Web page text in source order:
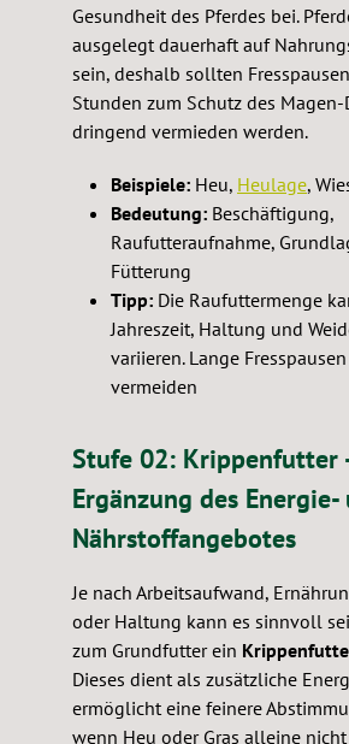
Gesundheit des Pferdes bei.
ausgelegt dauerhaft auf
sein, deshalb sollten
Stunden zum Schutz des Magen-
dringend vermieden werden.
Beispiele: Heu, Heulage,
Bedeutung: Beschäftigung,
Raufutteraufnahme,
Fütterung
Tipp: Die Raufuttermenge
Jahreszeit, Haltung und
variieren. Lange
vermeiden
Stufe 02: Krippenfutter
Ergänzung des Energie-
Nährstoffangebotes
Je nach Arbeitsaufwand,
oder Haltung kann es sinnvoll
zum Grundfutter ein
Dieses dient als zusätzliche
ermöglicht eine feinere
wenn Heu oder Gras alleine